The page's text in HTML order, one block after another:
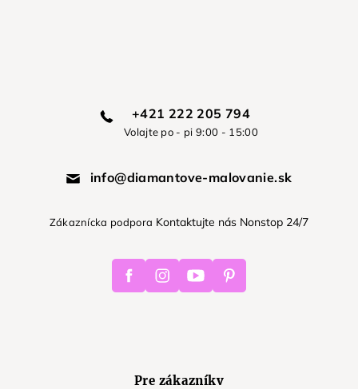
+421 222 205 794
Volajte po - pi 9:00 - 15:00
info@diamantove-malovanie.sk
Zákaznícka podpora Kontaktujte nás Nonstop 24/7
FacebookInstagramYoutube Pinterest
Pre zákazníkv